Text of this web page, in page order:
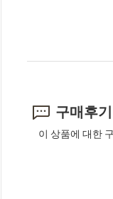
구매후기
이 상품에 대한